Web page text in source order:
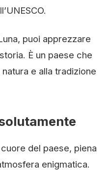
puoi apprezzare
È un paese che
e alla tradizione
cuore del paese, piena
enigmatica.